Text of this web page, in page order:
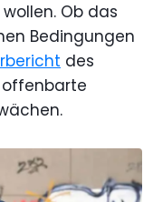
Ob das
Bedingungen
des
offenbarte